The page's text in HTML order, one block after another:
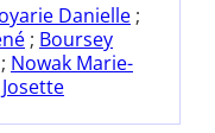
Danielle ;
; Boursey
; Nowak Marie-